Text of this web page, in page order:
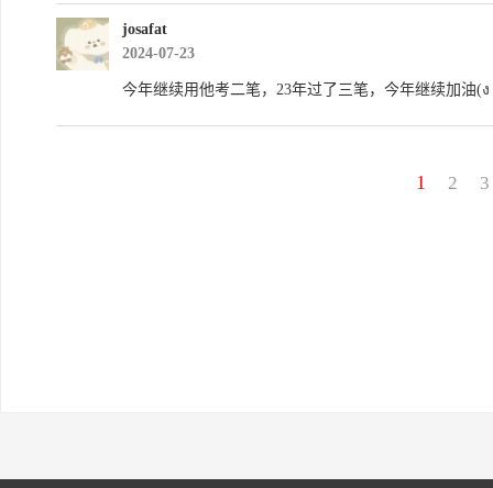
josafat
2024-07-23
今年继续用他考二笔，23年过了三笔，今年继续加油(ง
1 2 3